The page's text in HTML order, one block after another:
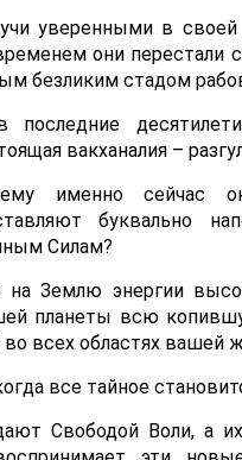
уверенными в своей
они перестали
безликим стадом
вакханалия –
именно сейчас
буквально
Силам?
на Землю энергии
планеты всю
всех областях вашей
все тайное
Свободой Воли, а